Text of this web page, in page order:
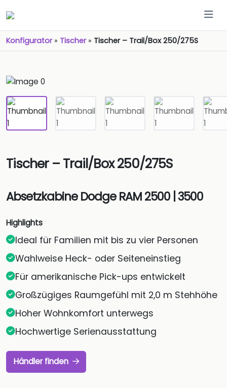
Konfigurator» Tischer» Tischer – Trail/Box 250/275S
Tischer – Trail/Box 250/275S
Absetzkabine Dodge RAM 2500 | 3500
Highlights
Ideal für Familien mit bis zu vier Personen
Wahlweise Heck- oder Seiteneinstieg
Für amerikanische Pick-ups entwickelt
Großzügiges Raumgefühl mit 2,0 m Stehhöhe
Hoher Wohnkomfort unterwegs
Hochwertige Serienausstattung
Händler finden